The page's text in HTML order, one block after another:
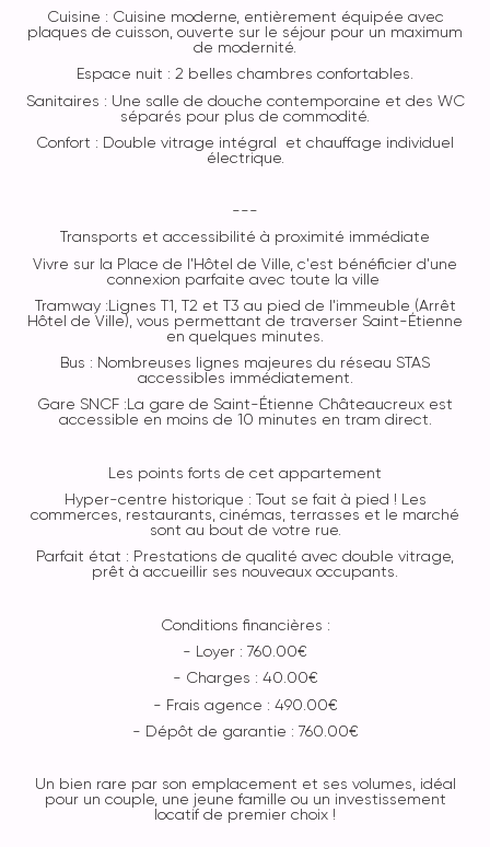
Cuisine : Cuisine moderne, entièrement équipée avec
plaques de cuisson, ouverte sur le séjour pour un maximum
de modernité.
Espace nuit : 2 belles chambres confortables.
Sanitaires : Une salle de douche contemporaine et des WC
séparés pour plus de commodité.
Confort : Double vitrage intégral et chauffage individuel
électrique.
---
Transports et accessibilité à proximité immédiate
Vivre sur la Place de l'Hôtel de Ville, c'est bénéficier d'une
connexion parfaite avec toute la ville
Tramway :Lignes T1, T2 et T3 au pied de l'immeuble (Arrêt
Hôtel de Ville), vous permettant de traverser Saint-Étienne
en quelques minutes.
Bus : Nombreuses lignes majeures du réseau STAS
accessibles immédiatement.
Gare SNCF :La gare de Saint-Étienne Châteaucreux est
accessible en moins de 10 minutes en tram direct.
Les points forts de cet appartement
Hyper-centre historique : Tout se fait à pied ! Les
commerces, restaurants, cinémas, terrasses et le marché
sont au bout de votre rue.
Parfait état : Prestations de qualité avec double vitrage,
prêt à accueillir ses nouveaux occupants.
Conditions financières :
- Loyer : 760.00€
- Charges : 40.00€
- Frais agence : 490.00€
- Dépôt de garantie : 760.00€
Un bien rare par son emplacement et ses volumes, idéal
pour un couple, une jeune famille ou un investissement
locatif de premier choix !